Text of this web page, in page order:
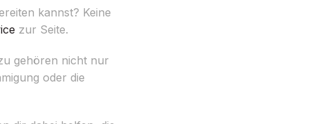
kannst? Keine
zur Seite.
gehören nicht nur
oder die